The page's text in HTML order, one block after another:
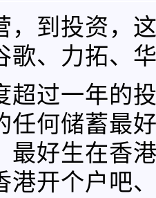
，到投资，
歌、力拓
超过一年的
任何储蓄最
最好生在香
港开个户吧